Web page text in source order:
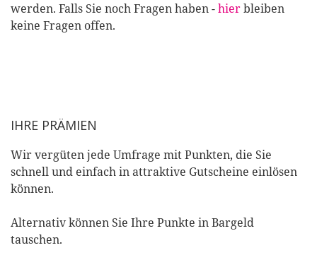
werden. Falls Sie noch Fragen haben -hierbleiben
keine Fragen offen.
IHRE PRÄMIEN
Wir vergüten jede Umfrage mit Punkten, die Sie
schnell und einfach in attraktive Gutscheine einlösen
können.
Alternativ können Sie Ihre Punkte in Bargeld
tauschen.